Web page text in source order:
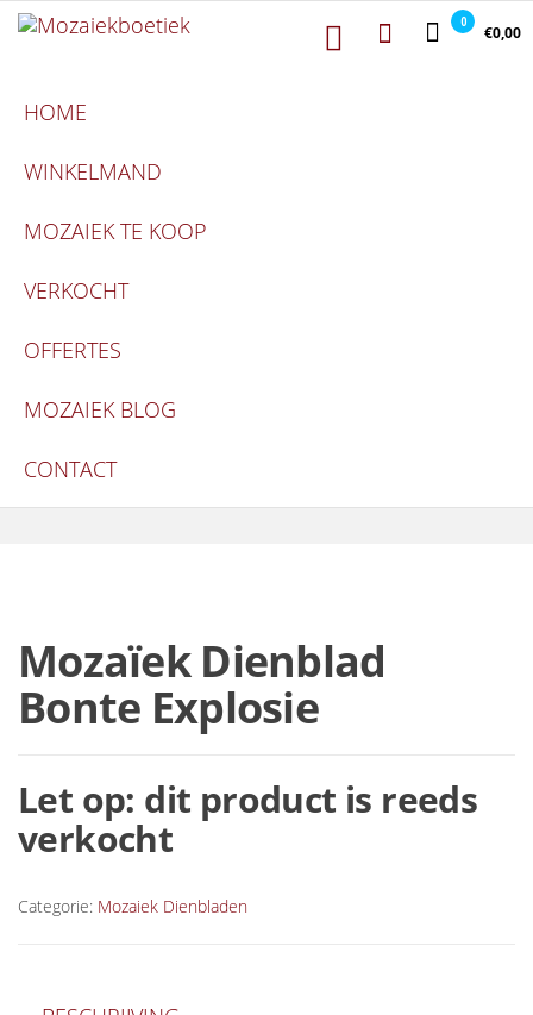
Ga naar de inhoud Mozaiekboetiek0
€0,00
HOME
WINKELMAND
MOZAIEK TE KOOP
VERKOCHT
OFFERTES
MOZAIEK BLOG
CONTACT
Mozaïek Dienblad
Bonte Explosie
Let op: dit product is reeds
verkocht
Categorie: Mozaiek Dienbladen